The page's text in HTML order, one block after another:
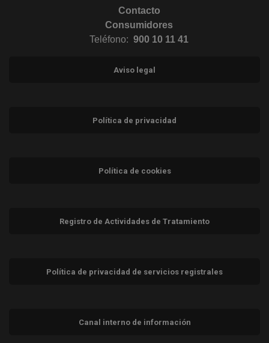
Contacto
Consumidores
Teléfono: 900 10 11 41
Aviso legal
Política de privacidad
Política de cookies
Registro de Actividades de Tratamiento
Política de privacidad de servicios registrales
Canal interno de información